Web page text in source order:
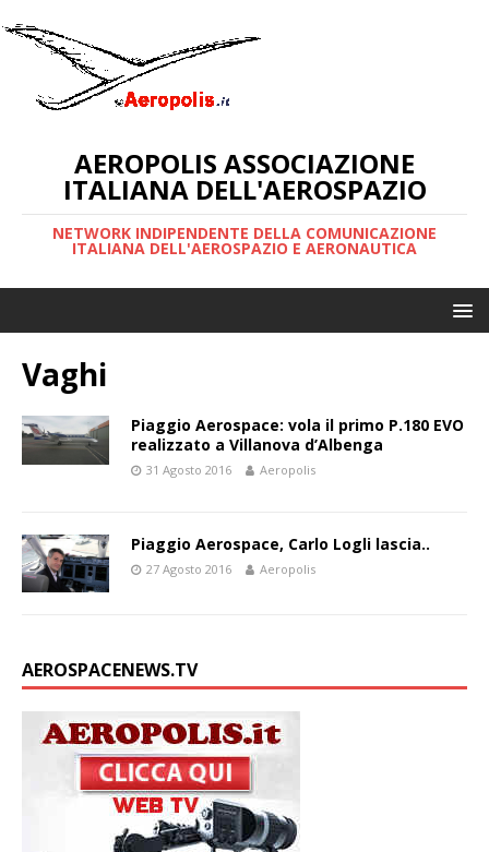
AEROPOLIS ASSOCIAZIONE
ITALIANA DELL'AEROSPAZIO
NETWORK INDIPENDENTE DELLA COMUNICAZIONE
ITALIANA DELL'AEROSPAZIO E AERONAUTICA
Vaghi
Piaggio Aerospace: vola il primo P.180 EVO
realizzato a Villanova d’Albenga
31 Agosto 2016 Aeropolis
Piaggio Aerospace, Carlo Logli lascia..
27 Agosto 2016 Aeropolis
AEROSPACENEWS.TV